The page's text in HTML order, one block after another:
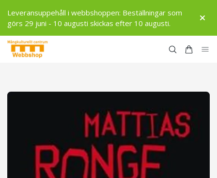
Leveransuppehåll i webbshoppen: Beställningar som
görs 29 juni - 10 augusti skickas efter 10 augusti.